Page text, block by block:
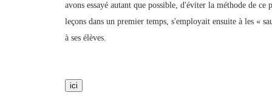
avons essayé autant que possible, d'éviter la méthode de
leçons dans un premier temps, s'employait ensuite à les «
à ses élèves.
ici